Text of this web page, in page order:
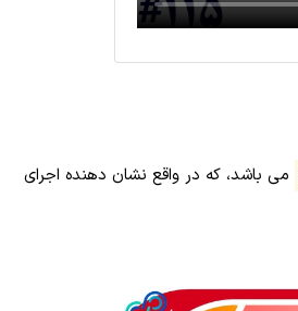
می باشد، که در واقع نشان دهنده اجرای